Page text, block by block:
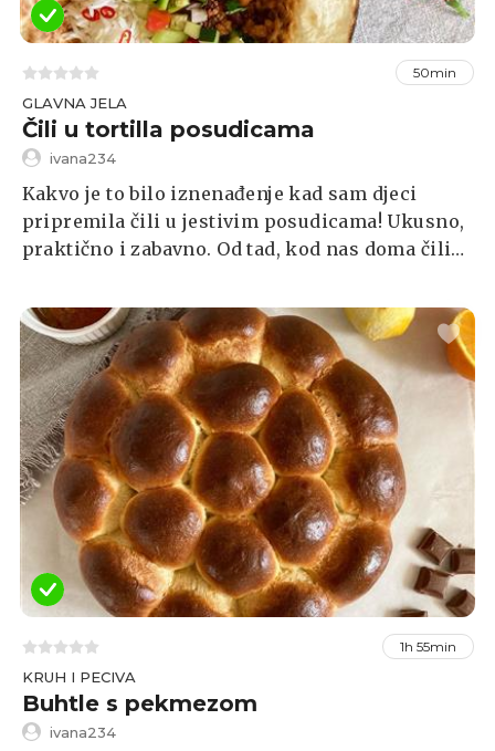
50min
GLAVNA JELA
Čili u tortilla posudicama
ivana234
Kakvo je to bilo iznenađenje kad sam djeci
pripremila čili u jestivim posudicama! Ukusno,
praktično i zabavno. Od tad, kod nas doma čili
1h 55min
KRUH I PECIVA
Buhtle s pekmezom
ivana234